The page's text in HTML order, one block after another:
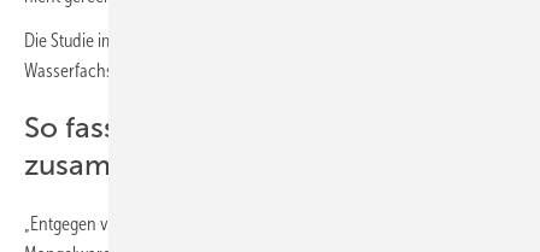
Die Studie im Auftrag des Deutschen Vereins des Gas- und
Wasserfachs (DVGW) wurde von Frontier Economics erstellt.
So fasst der DVGW die Studie
zusammen:
„Entgegen vieler Annahmen muss Wasserstoff jedoch keine